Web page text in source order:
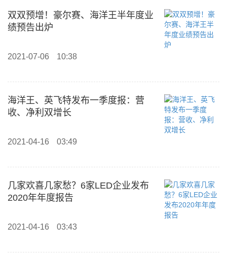
双双预增！豪尔赛、海洋王半年度业
绩预告出炉
2021-07-06 10:38
海洋王、英飞特发布一季度报：营
收、净利双增长
2021-04-16 03:49
几家欢喜几家愁？6家LED企业发布
2020年年度报告
2021-04-16 03:43